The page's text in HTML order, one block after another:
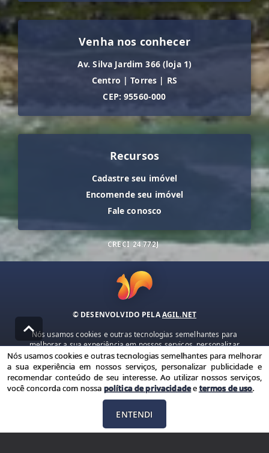
Venha nos conhecer
Av. Silva Jardim 366 (loja 1)
Centro | Torres | RS
CEP: 95560-000
Recursos
Cadastre seu imóvel
Encomende seu imóvel
Fale conosco
CRECI 24.772J
© DESENVOLVIDO PELAAGIL.NET
Nós usamos cookies e outras tecnologias semelhantes para
melhorar a sua experiência em nossos serviços, personalizar
publicidade e recomendar conteúdo de seu interesse. Ao utilizar
nossos serviços, você concorda com nossa política de privacidade e
termos de uso.
Política de Privacidade Termos de uso
Nós usamos cookies e outras tecnologias semelhantes para melhorar
a sua experiência em nossos serviços, personalizar publicidade e
recomendar conteúdo de seu interesse. Ao utilizar nossos serviços,
você concorda com nossa política de privacidadeetermos de uso.
ENTENDI